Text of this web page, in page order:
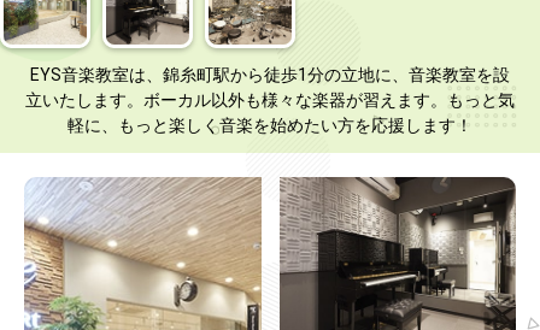
EYS音楽教室は、錦糸町駅から徒歩1分の立地に、音楽教室を設
立いたします。ボーカル以外も様々な楽器が習えます。もっと気
軽に、もっと楽しく音楽を始めたい方を応援します！